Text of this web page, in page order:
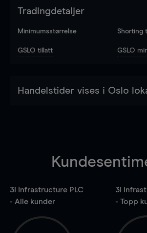
Tradingdetaljer
Minimumsstørrelse Shorting
GSLO tillatt GSLO
Handelstider vises i Oslo
3I Infrastructure PLC
- Alle kunder
3I
- Topp